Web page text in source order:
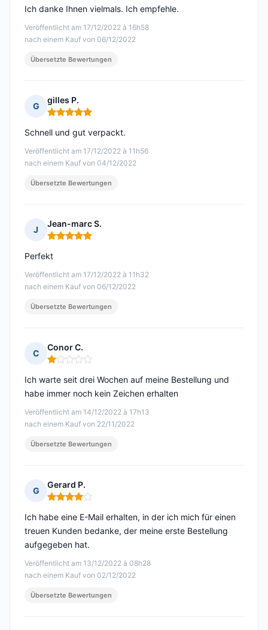
Veröffentlicht am 17/12/2022 à 16h58
nach einem Kauf von 06/12/2022
Ich danke Ihnen vielmals. Ich empfehle.
Übersetzte Bewertungen
G
gilles P.
Hinweis: 5 von 5
Veröffentlicht am 17/12/2022 à 11h56
nach einem Kauf von 04/12/2022
Schnell und gut verpackt.
Übersetzte Bewertungen
J
Jean-marc S.
Hinweis: 5 von 5
Veröffentlicht am 17/12/2022 à 11h32
nach einem Kauf von 06/12/2022
Perfekt
Übersetzte Bewertungen
C
Conor C.
Hinweis: 1 von 5
Veröffentlicht am 14/12/2022 à 17h13
nach einem Kauf von 22/11/2022
Ich warte seit drei Wochen auf meine Bestellung und
habe immer noch kein Zeichen erhalten
Übersetzte Bewertungen
G
Gerard P.
Hinweis: 4 von 5
Veröffentlicht am 13/12/2022 à 08h28
nach einem Kauf von 02/12/2022
Ich habe eine E-Mail erhalten, in der ich mich für einen
treuen Kunden bedanke, der meine erste Bestellung
aufgegeben hat.
Übersetzte Bewertungen